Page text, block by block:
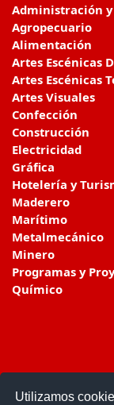
Utilizamos
Administración
Agropecuario
Alimentación
Artes Escénicas
Artes Escénicas
Artes Visuales
Confección
Construcción
Electricidad
Gráfica
Hotelería y
Maderero
Marítimo
Metalmecánico
Minero
Programas y
Químico